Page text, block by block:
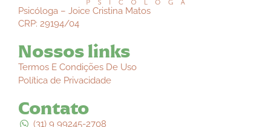
Psicóloga – Joice Cristina Matos
CRP: 29194/04
Nossos links
Termos E Condições De Uso
Política de Privacidade
Contato
(31) 9 99245-2708